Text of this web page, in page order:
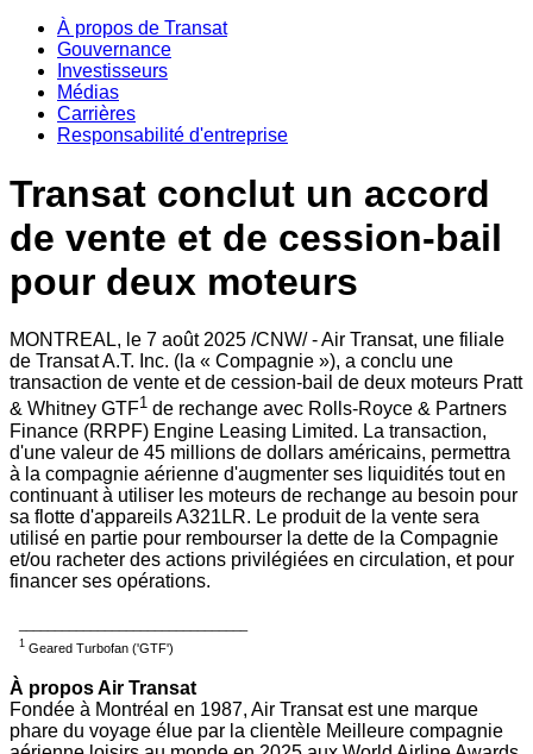
À propos de Transat
Gouvernance
Investisseurs
Médias
Carrières
Responsabilité d'entreprise
Transat conclut un accord
de vente et de cession-bail
pour deux moteurs
MONTREAL, le 7 août 2025 /CNW/ - Air Transat, une filiale
de Transat A.T. Inc. (la « Compagnie »), a conclu une
transaction de vente et de cession-bail de deux moteurs Pratt
& Whitney GTF1 de rechange avec Rolls-Royce & Partners
Finance (RRPF) Engine Leasing Limited. La transaction,
d'une valeur de 45 millions de dollars américains, permettra
à la compagnie aérienne d'augmenter ses liquidités tout en
continuant à utiliser les moteurs de rechange au besoin pour
sa flotte d'appareils A321LR. Le produit de la vente sera
utilisé en partie pour rembourser la dette de la Compagnie
et/ou racheter des actions privilégiées en circulation, et pour
financer ses opérations.
1Geared Turbofan ('GTF')
À propos Air Transat
Fondée à Montréal en 1987, Air Transat est une marque
phare du voyage élue par la clientèle Meilleure compagnie